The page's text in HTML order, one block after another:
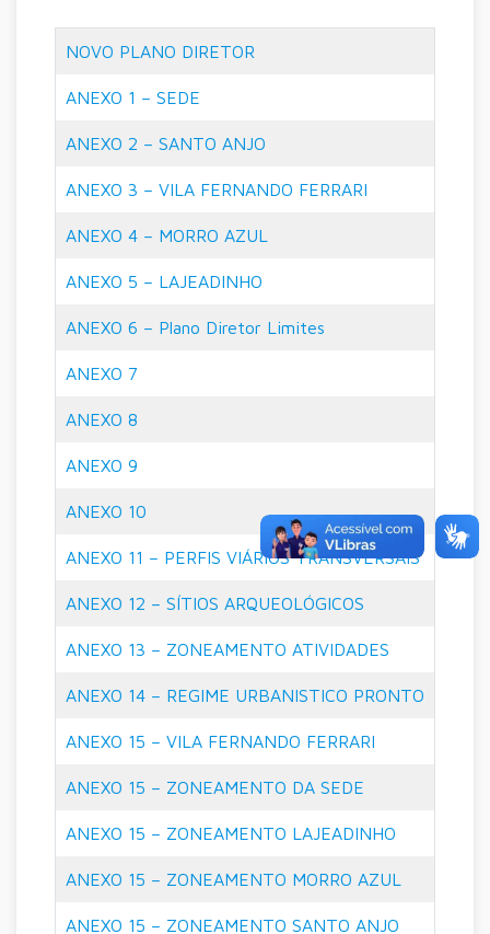
NOVO PLANO DIRETOR
ANEXO 1 – SEDE
ANEXO 2 – SANTO ANJO
ANEXO 3 – VILA FERNANDO FERRARI
ANEXO 4 – MORRO AZUL
ANEXO 5 – LAJEADINHO
ANEXO 6 – Plano Diretor Limites
ANEXO 7
ANEXO 8
ANEXO 9
ANEXO 10
ANEXO 11 – PERFIS VIÁRIOS TRANSVERSAIS
ANEXO 12 – SÍTIOS ARQUEOLÓGICOS
ANEXO 13 – ZONEAMENTO ATIVIDADES
ANEXO 14 – REGIME URBANISTICO PRONTO
ANEXO 15 – VILA FERNANDO FERRARI
ANEXO 15 – ZONEAMENTO DA SEDE
ANEXO 15 – ZONEAMENTO LAJEADINHO
ANEXO 15 – ZONEAMENTO MORRO AZUL
ANEXO 15 – ZONEAMENTO SANTO ANJO